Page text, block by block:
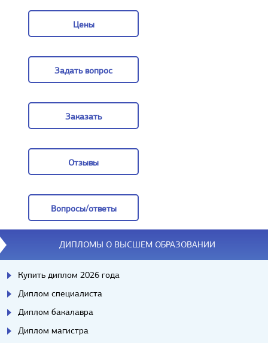
Цены
Задать вопрос
Заказать
Отзывы
Вопросы/ответы
Вопросы/ответы
ДИПЛОМЫ О ВЫСШЕМ ОБРАЗОВАНИИ
Купить диплом 2026 года
Диплом специалиста
Диплом бакалавра
Диплом магистра